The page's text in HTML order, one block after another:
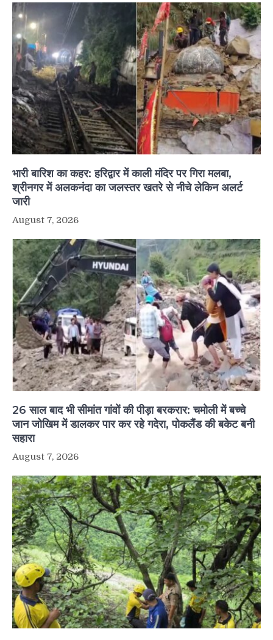
भारी बारिश का कहर: हरिद्वार में काली मंदिर पर गिरा मलबा,
श्रीनगर में अलकनंदा का जलस्तर खतरे से नीचे लेकिन अलर्ट
जारी
August 7, 2026
26 साल बाद भी सीमांत गांवों की पीड़ा बरकरार: चमोली में बच्चे
जान जोखिम में डालकर पार कर रहे गदेरा, पोकलैंड की बकेट बनी
सहारा
August 7, 2026